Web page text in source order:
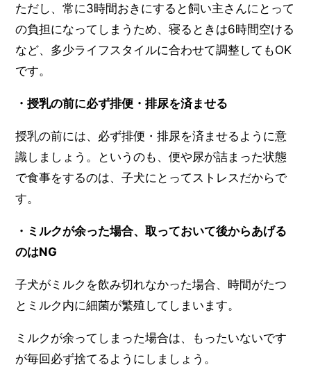
ただし、常に3時間おきにすると飼い主さんにとって
の負担になってしまうため、寝るときは6時間空ける
など、多少ライフスタイルに合わせて調整してもOK
です。
・授乳の前に必ず排便・排尿を済ませる
授乳の前には、必ず排便・排尿を済ませるように意
識しましょう。というのも、便や尿が詰まった状態
で食事をするのは、子犬にとってストレスだからで
す。
・ミルクが余った場合、取っておいて後からあげる
のはNG
子犬がミルクを飲み切れなかった場合、時間がたつ
とミルク内に細菌が繁殖してしまいます。
ミルクが余ってしまった場合は、もったいないです
が毎回必ず捨てるようにしましょう。